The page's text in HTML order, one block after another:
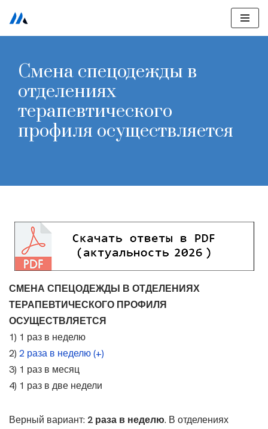
Перейти
содержимому
Смена спецодежды в
отделениях
терапевтического
профиля осуществляется
СМЕНА СПЕЦОДЕЖДЫ В ОТДЕЛЕНИЯХ
ТЕРАПЕВТИЧЕСКОГО ПРОФИЛЯ
ОСУЩЕСТВЛЯЕТСЯ
1) 1 раз в неделю
2) 2 раза в неделю (+)
3) 1 раз в месяц
4) 1 раз в две недели
Верный вариант: 2 раза в неделю. В отделениях